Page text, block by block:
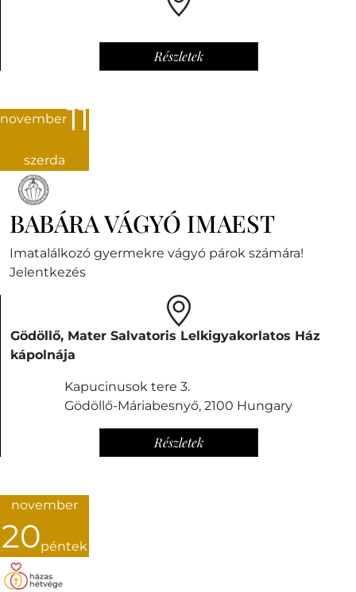
Részletek
november11
szerda
BABÁRA VÁGYÓ IMAEST
Imatalálkozó gyermekre vágyó párok számára!
Jelentkezés
Gödöllő, Mater Salvatoris Lelkigyakorlatos Ház
kápolnája
Kapucinusok tere 3.
Gödöllő-Máriabesnyő, 2100 Hungary
Részletek
november
20péntek